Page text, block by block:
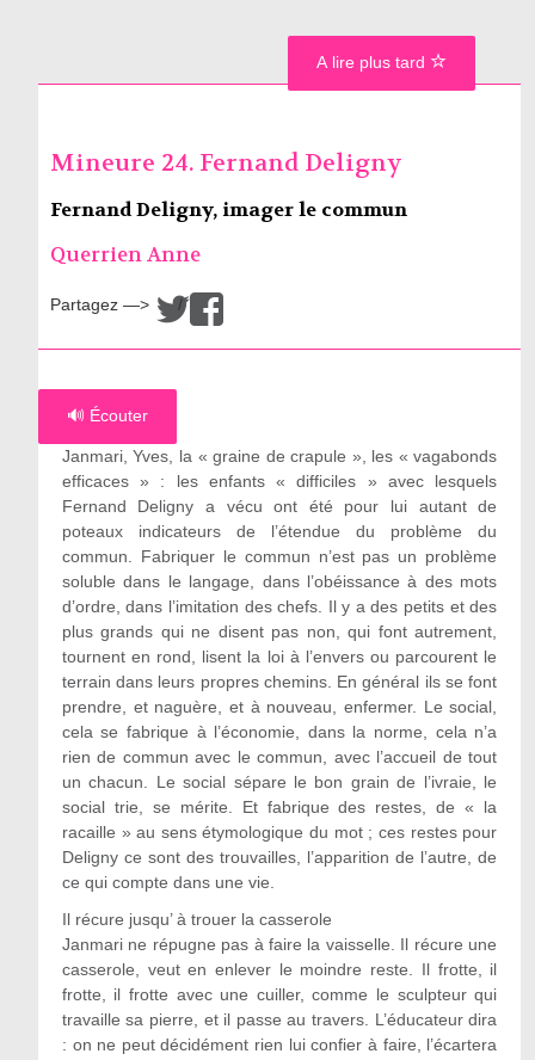
Mineure 24. Fernand Deligny
Fernand Deligny, imager le commun
Querrien Anne
Partagez —> /
🔊 Écouter
Janmari, Yves, la « graine de crapule », les « vagabonds
efficaces » : les enfants « difficiles » avec lesquels
Fernand Deligny a vécu ont été pour lui autant de
poteaux indicateurs de l’étendue du problème du
commun. Fabriquer le commun n’est pas un problème
soluble dans le langage, dans l’obéissance à des mots
d’ordre, dans l’imitation des chefs. Il y a des petits et des
plus grands qui ne disent pas non, qui font autrement,
tournent en rond, lisent la loi à l’envers ou parcourent le
terrain dans leurs propres chemins. En général ils se font
prendre, et naguère, et à nouveau, enfermer. Le social,
cela se fabrique à l’économie, dans la norme, cela n’a
rien de commun avec le commun, avec l’accueil de tout
un chacun. Le social sépare le bon grain de l’ivraie, le
social trie, se mérite. Et fabrique des restes, de « la
racaille » au sens étymologique du mot ; ces restes pour
Deligny ce sont des trouvailles, l’apparition de l’autre, de
ce qui compte dans une vie.
Il récure jusqu’ à trouer la casserole
Janmari ne répugne pas à faire la vaisselle. Il récure une
casserole, veut en enlever le moindre reste. Il frotte, il
frotte, il frotte avec une cuiller, comme le sculpteur qui
travaille sa pierre, et il passe au travers. L’éducateur dira
: on ne peut décidément rien lui confier à faire, l’écartera
A lire plus tard